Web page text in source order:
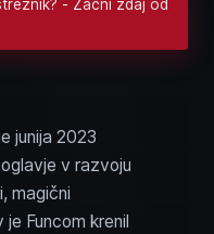
- Začni zdaj od
junija 2023
v razvoju
magični
Funcom krenil